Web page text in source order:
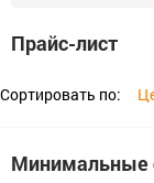
Прайс-лист
Сортировать по:
Нагрузка А
Минимальные